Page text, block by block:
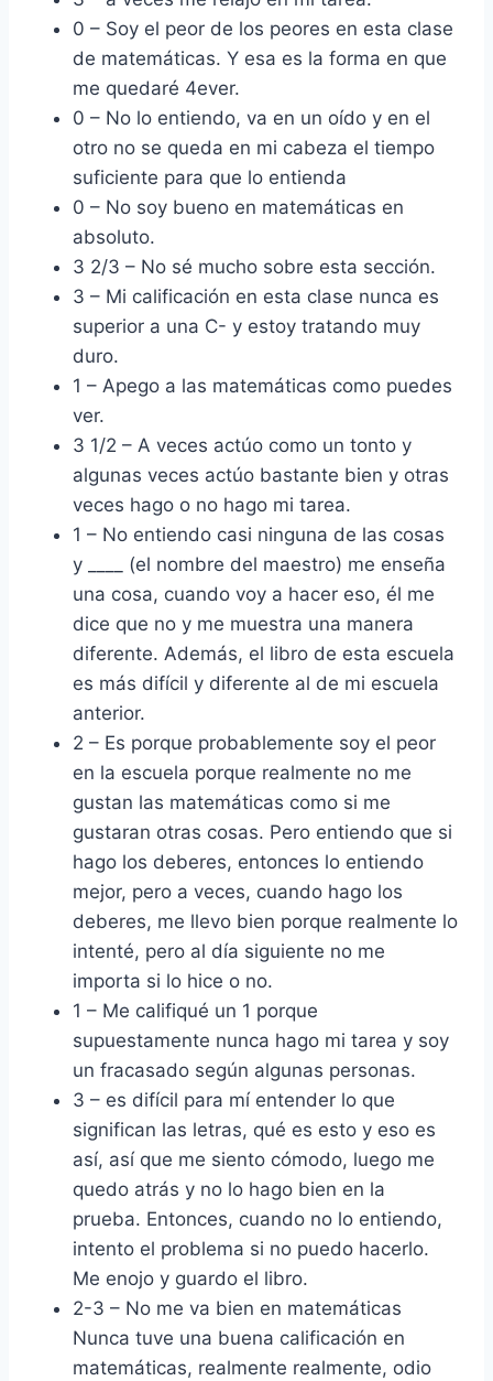
0 – Soy el peor de los peores en esta clase
de matemáticas. Y esa es la forma en que
me quedaré 4ever.
0 – No lo entiendo, va en un oído y en el
otro no se queda en mi cabeza el tiempo
suficiente para que lo entienda
0 – No soy bueno en matemáticas en
absoluto.
3 2/3 – No sé mucho sobre esta sección.
3 – Mi calificación en esta clase nunca es
superior a una C- y estoy tratando muy
duro.
1 – Apego a las matemáticas como puedes
ver.
3 1/2 – A veces actúo como un tonto y
algunas veces actúo bastante bien y otras
veces hago o no hago mi tarea.
1 – No entiendo casi ninguna de las cosas
y ____ (el nombre del maestro) me enseña
una cosa, cuando voy a hacer eso, él me
dice que no y me muestra una manera
diferente. Además, el libro de esta escuela
es más difícil y diferente al de mi escuela
anterior.
2 – Es porque probablemente soy el peor
en la escuela porque realmente no me
gustan las matemáticas como si me
gustaran otras cosas. Pero entiendo que si
hago los deberes, entonces lo entiendo
mejor, pero a veces, cuando hago los
deberes, me llevo bien porque realmente lo
intenté, pero al día siguiente no me
importa si lo hice o no.
1 – Me califiqué un 1 porque
supuestamente nunca hago mi tarea y soy
un fracasado según algunas personas.
3 – es difícil para mí entender lo que
significan las letras, qué es esto y eso es
así, así que me siento cómodo, luego me
quedo atrás y no lo hago bien en la
prueba. Entonces, cuando no lo entiendo,
intento el problema si no puedo hacerlo.
Me enojo y guardo el libro.
2-3 – No me va bien en matemáticas
Nunca tuve una buena calificación en
matemáticas, realmente realmente, odio